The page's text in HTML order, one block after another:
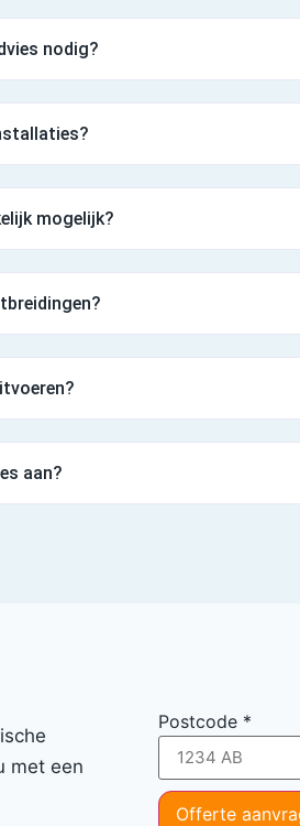
nodig?
mogelijk?
aan?
met een
Postcode *
Offerte